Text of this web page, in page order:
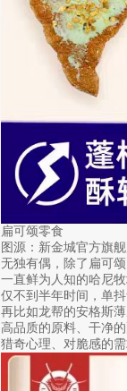
扁可颂零食
图源：新金城官方旗
无独有偶，除了扁可颂
一直鲜为人知的哈尼
仅不到半年时间，单
再比如龙帮的安格斯
高品质的原料、干净
猎奇心理、对脆感的